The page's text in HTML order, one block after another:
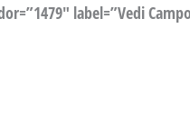
label=”Vedi